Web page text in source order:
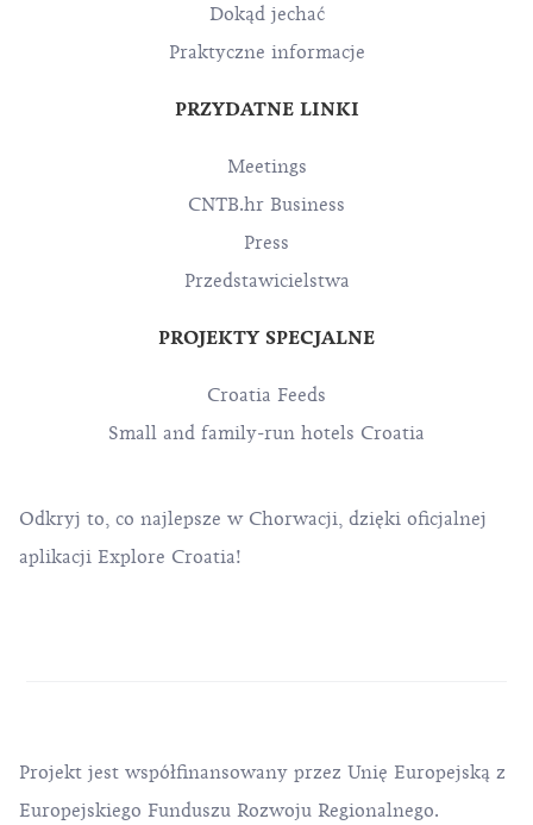
Dokąd jechać
Praktyczne informacje
PRZYDATNE LINKI
Meetings
CNTB.hr Business
Press
Przedstawicielstwa
PROJEKTY SPECJALNE
Croatia Feeds
Small and family-run hotels Croatia
Odkryj to, co najlepsze w Chorwacji, dzięki oficjalnej
aplikacji Explore Croatia!
Projekt jest współfinansowany przez Unię Europejską z
Europejskiego Funduszu Rozwoju Regionalnego.